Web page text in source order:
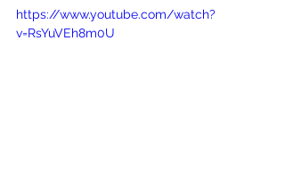
https://www.youtube.com/watch?
v=RsYuVEh8m0U